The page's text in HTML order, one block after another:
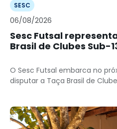
SESC
06/08/2026
Sesc Futsal
Brasil de Clubes Sub-
O Sesc Futsal embarca no
disputar a Taça Brasil de